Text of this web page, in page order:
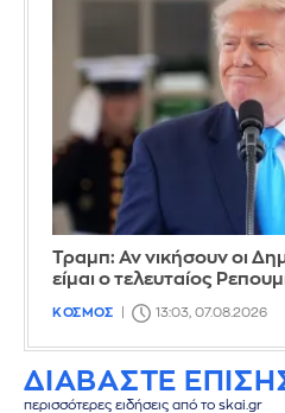
Τραμπ: Αν νικήσουν οι
είμαι ο τελευταίος
ΚΟΣΜΟΣ 13:03, 07.08.2026
ΔΙΑΒΑΣΤΕ
περισσότερες ειδήσεις από το skai.gr